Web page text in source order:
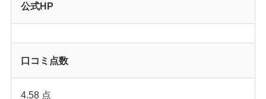
公式HP
口コミ点数
4.58 点